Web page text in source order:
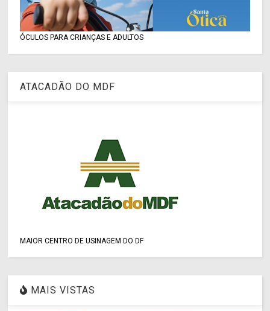
ÓCULOS PARA CRIANÇAS E ADULTOS
ATACADÃO DO MDF
MAIOR CENTRO DE USINAGEM DO DF
MAIS VISTAS